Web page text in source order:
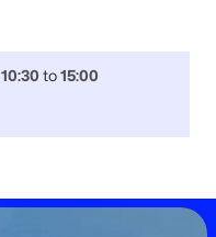
10:30 to15:00